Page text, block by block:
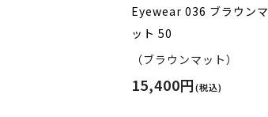
Eyewear 036 ブラウンマ
ット 50
（ブラウンマット）
15,400円(税込)